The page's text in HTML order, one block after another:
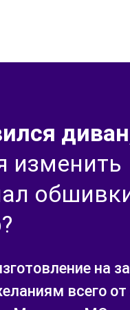
изменить
на
всего от